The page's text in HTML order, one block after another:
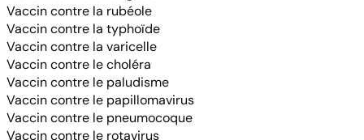
Vaccin contre la rubéole
Vaccin contre la typhoïde
Vaccin contre la varicelle
Vaccin contre le choléra
Vaccin contre le paludisme
Vaccin contre le papillomavirus
Vaccin contre le pneumocoque
Vaccin contre le rotavirus